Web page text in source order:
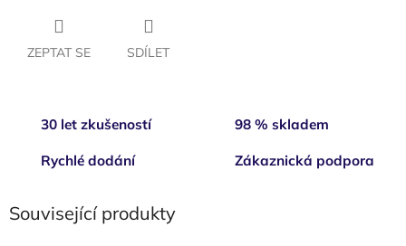
ZEPTAT SE SDÍLET
30 let zkušeností 98 % skladem
Rychlé dodání Zákaznická podpora
Související produkty